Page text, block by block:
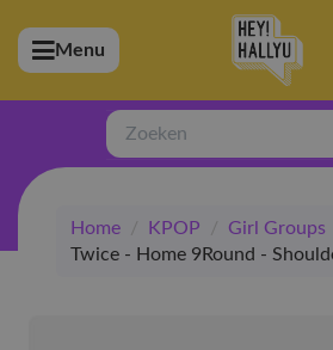
(Artiesten)
(Merchandise)
(Exclusive)
(Winkel)
Menu
Zoeken
Home / KPOP / Girl Groups
Twice - Home 9Round -